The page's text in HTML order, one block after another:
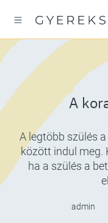
A
A legtöbb szülés
között indul meg.
ha a szülés a
admin